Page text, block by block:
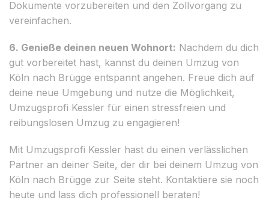
Dokumente vorzubereiten und den Zollvorgang zu
vereinfachen.
6. Genieße deinen neuen Wohnort: Nachdem du dich
gut vorbereitet hast, kannst du deinen Umzug von
Köln nach Brügge entspannt angehen. Freue dich auf
deine neue Umgebung und nutze die Möglichkeit,
Umzugsprofi Kessler für einen stressfreien und
reibungslosen Umzug zu engagieren!
Mit Umzugsprofi Kessler hast du einen verlässlichen
Partner an deiner Seite, der dir bei deinem Umzug von
Köln nach Brügge zur Seite steht. Kontaktiere sie noch
heute und lass dich professionell beraten!